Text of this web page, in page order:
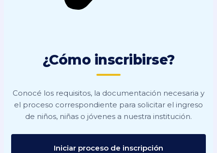
¿Cómo inscribirse?
Conocé los requisitos, la documentación necesaria y
el proceso correspondiente para solicitar el ingreso
de niños, niñas o jóvenes a nuestra institución.
Iniciar proceso de inscripción